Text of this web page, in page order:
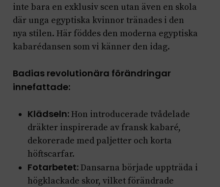
inte bara en exklusiv scen utan även en skola
där unga egyptiska kvinnor tränades i den
nya stilen. Här föddes den moderna egyptiska
kabarédansen som vi känner den idag.
Badias revolutionära förändringar
innefattade:
Klädseln:Hon introducerade tvådelade
dräkter inspirerade av fransk kabaré,
dekorerade med paljetter och korta
höftscarfar.
Fotarbetet:Dansarna började uppträda i
högklackade skor, vilket förändrade